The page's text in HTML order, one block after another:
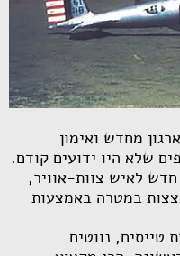
מחדש ואימון
שלא היו ידועים קודם.
חדש לאיש צוות-אוויר,
במטרה באמצעות
טייסים, נווטים